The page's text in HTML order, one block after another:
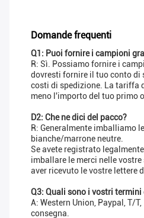
Domande frequenti
Q1: Puoi fornire i campioni
R: Sì. Possiamo fornire i
dovresti fornire il tuo conto di
costi di spedizione. La tariffa
meno l'importo del tuo primo
D2: Che ne dici del pacco?
R: Generalmente imballiamo
bianche/marrone neutre.
Se avete registrato
imballare le merci nelle
aver ricevuto le vostre lettere
Q3: Quali sono i vostri termini
A: Western Union, Paypal, T/
consegna.